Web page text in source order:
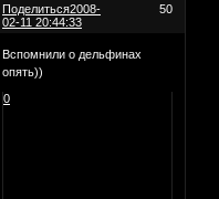
Поделиться 50
2008-
02-11 20:44:33
Вспомнили о дельфинах
опять))
0